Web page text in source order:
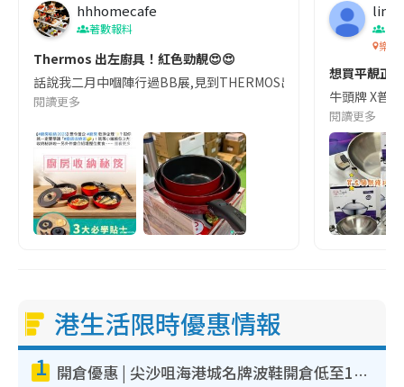
hhhomecafe
著數報料
Thermos 出左廚具！紅色勁靚😍😍
話說我二月中嗰陣行過BB展,見到THERMOS出咗新廚具咁!但係
閱讀更多
樂富
想買平靚正
牛頭牌 X普
閱讀更多
港生活限時優惠情報
1 開倉優惠 | 尖沙咀海港城名牌波鞋開倉低至1折！On鞋$899起／Joy&Peace鞋履$98起